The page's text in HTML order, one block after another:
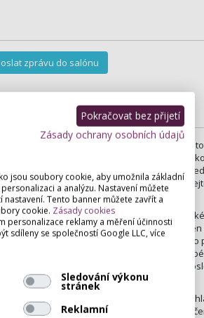
Podrobný popis
profesionální studio a klademe důraz na
Necháváme na každém zákazníku,
si zvolí. Buď jednorázové platby a nebo
karty. Na výhody klubový karet se
již od 11,7 Kč za minutu.
pro Vás připraveny převážně solária
se o špičkové stroje tohoto výrobce. Ergolien
s AquaFreshem, Ergoline Evolution 600 s video
700 Turbo Power. Přineste si svojí
film a můžete při opalování relaxovat
filmu.
je velký výběr solární kosmetiky
Emarald Bay, ale i Supre a SuperTan. Pro
Pokračovat bez přijetí
Zásady ochrany osobních údajů
jsou soubory cookie, aby umožnila základní
a analýzu. Nastavení můžete
Tento banner můžete zavřít a
cookie. Zásady cookies
personalizace reklamy a měření účinnosti
sdíleny se společností Google LLC, více
Sledování výkonu
stránek
Reklamní